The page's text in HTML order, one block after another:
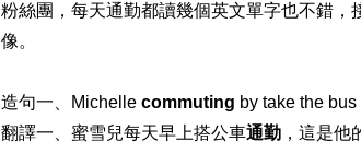
粉絲團，每天通勤都讀幾個英文單字也不錯
像。
造句一、Michelle commuting by take the
翻譯一、蜜雪兒每天早上搭公車通勤，這是他